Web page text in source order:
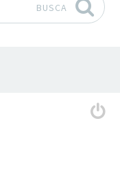
BUSCA